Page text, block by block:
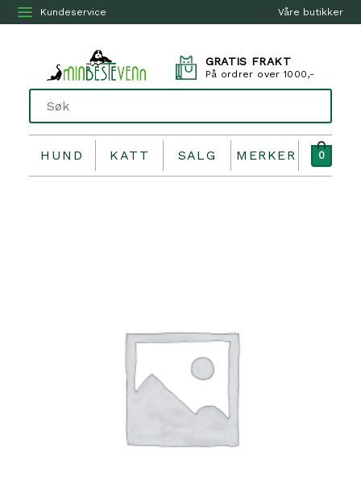
Våre butikker
Kundeservice
GRATIS FRAKT
På ordrer over 1000,-
HUND KATT SALG MERKER 0